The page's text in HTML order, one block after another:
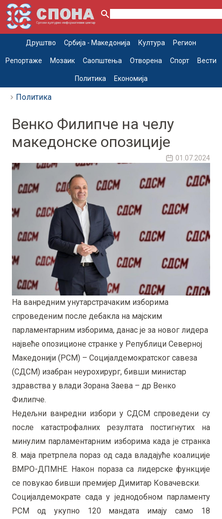
Друштво Србија - Македонија Култура Регион
Репортаже Мозаик Саопштења Отворена Спорт Вести
Политика Економија
Политика
Венко Филипче на челу
македонске опозиције
01.07.2024
На ванредним унутарстрачаким изборима
спроведеним после дебакла на мајским
парламентарним изборима, данас је за новог лидера
највеће опозиционе странке у Републици Северној
Македонији (РСМ) – Социјалдемократског савеза
(СДСМ) изабран неурохирург, бивши министар
здравства у влади Зорана Заева – др Венко
Филипче.
Недељни ванредни избори у СДСМ спроведени су
после катастрофалних резултата постигнутих на
минулим парламентарним изборима када је странка
8. маја претрпела пораз од сада владајуће коалиције
ВМРО-ДПМНЕ. Након пораза са лидерске функције
се повукао бивши премијер Димитар Ковачевски.
Социјалдемократе сада у једнодобном парламенту
РСМ од укупно 120 мандата имају само 18